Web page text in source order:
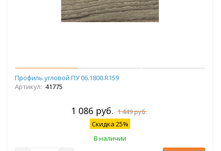
Профиль угловой ПУ 06.1800.R159
Артикул: 41775
1 086 руб. 1 449 руб.
Скидка 25%
В наличии